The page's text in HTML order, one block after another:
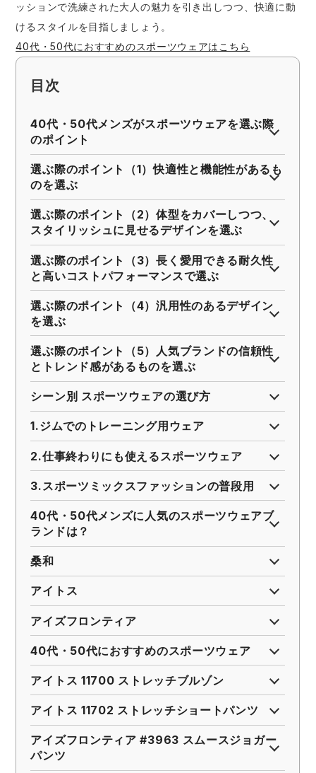
シモン スターライト工業
トムス ロゴスコーポレーション
弘進ゴム
藤井電工
ビッグボーン商事株式会社
ッションで洗練された大人の魅力を引き出しつつ、快適に動
けるスタイルを目指しましょう。
40代・50代におすすめのスポーツウェアはこちら
目次
40代・50代メンズがスポーツウェアを選ぶ際
のポイント
選ぶ際のポイント（1）快適性と機能性があるも
のを選ぶ
選ぶ際のポイント（2）体型をカバーしつつ、
スタイリッシュに見せるデザインを選ぶ
選ぶ際のポイント（3）長く愛用できる耐久性
と高いコストパフォーマンスで選ぶ
選ぶ際のポイント（4）汎用性のあるデザイン
を選ぶ
選ぶ際のポイント（5）人気ブランドの信頼性
とトレンド感があるものを選ぶ
シーン別 スポーツウェアの選び方
1.ジムでのトレーニング用ウェア
2.仕事終わりにも使えるスポーツウェア
3.スポーツミックスファッションの普段用
40代・50代メンズに人気のスポーツウェアブ
ランドは？
桑和
アイトス
アイズフロンティア
40代・50代におすすめのスポーツウェア
アイトス 11700 ストレッチブルゾン
アイトス 11702 ストレッチショートパンツ
アイズフロンティア #3963 スムースジョガー
パンツ